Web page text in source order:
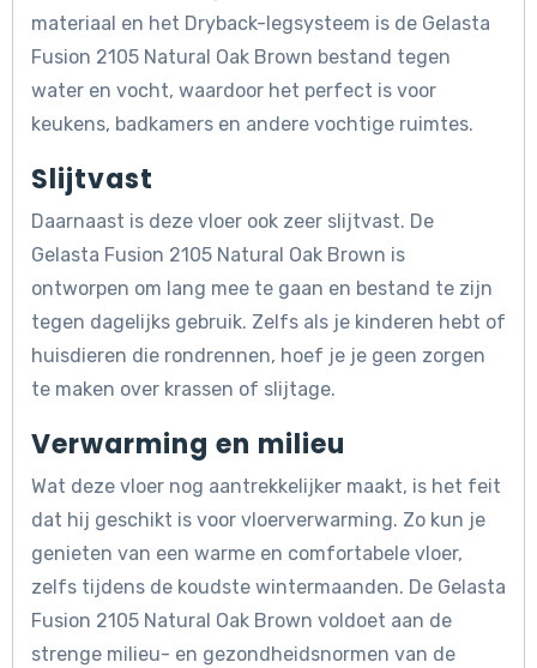
materiaal en het Dryback-legsysteem is de Gelasta
Fusion 2105 Natural Oak Brown bestand tegen
water en vocht, waardoor het perfect is voor
keukens, badkamers en andere vochtige ruimtes.
Slijtvast
Daarnaast is deze vloer ook zeer slijtvast. De
Gelasta Fusion 2105 Natural Oak Brown is
ontworpen om lang mee te gaan en bestand te zijn
tegen dagelijks gebruik. Zelfs als je kinderen hebt of
huisdieren die rondrennen, hoef je je geen zorgen
te maken over krassen of slijtage.
Verwarming en milieu
Wat deze vloer nog aantrekkelijker maakt, is het feit
dat hij geschikt is voor vloerverwarming. Zo kun je
genieten van een warme en comfortabele vloer,
zelfs tijdens de koudste wintermaanden. De Gelasta
Fusion 2105 Natural Oak Brown voldoet aan de
strenge milieu- en gezondheidsnormen van de